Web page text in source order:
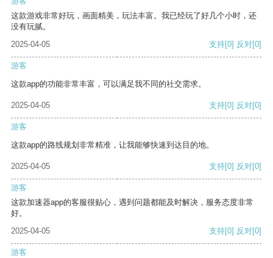
这款游戏非常好玩，画面精美，玩法丰富。我已经玩了好几个小时，还
没有玩腻。
2025-04-05
支持[0] 反对[0]
游客
这款app的功能非常丰富，可以满足我不同的社交需求。
2025-04-05 支持[0] 反对[0]
游客
这款app的路线规划非常精准，让我能够快速到达目的地。
2025-04-05 支持[0] 反对[0]
游客
这款加速器app的客服很贴心，遇到问题都能及时解决，服务态度非常
好。
2025-04-05
支持[0] 反对[0]
游客